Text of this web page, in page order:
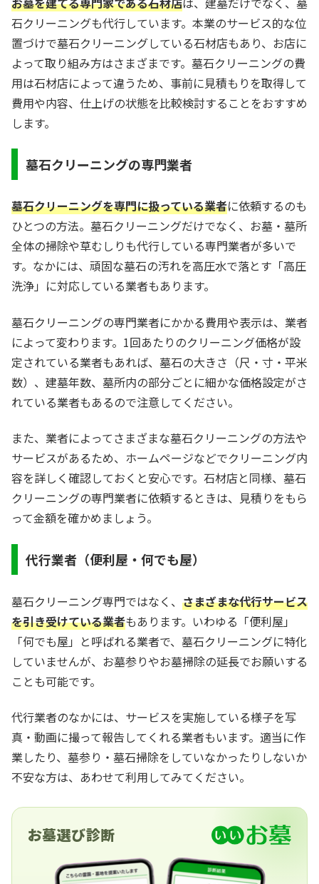
石クリーニングも代行しています。本業のサービス的な位
置づけで墓石クリーニングしている石材店もあり、お店に
よって取り組み方はさまざまです。墓石クリーニングの費
用は石材店によって違うため、事前に見積もりを取得して
費用や内容、仕上げの状態を比較検討することをおすすめ
します。
墓石クリーニングの専門業者
墓石クリーニングを専門に扱っている業者に依頼するのも
ひとつの方法。墓石クリーニングだけでなく、お墓・墓所
全体の掃除や草むしりも代行している専門業者が多いで
す。なかには、頑固な墓石の汚れを高圧水で落とす「高圧
洗浄」に対応している業者もあります。
墓石クリーニングの専門業者にかかる費用や表示は、業者
によって変わります。1回あたりのクリーニング価格が設
定されている業者もあれば、墓石の大きさ（尺・寸・平米
数）、建墓年数、墓所内の部分ごとに細かな価格設定がさ
れている業者もあるので注意してください。
また、業者によってさまざまな墓石クリーニングの方法や
サービスがあるため、ホームページなどでクリーニング内
容を詳しく確認しておくと安心です。石材店と同様、墓石
クリーニングの専門業者に依頼するときは、見積りをもら
って金額を確かめましょう。
代行業者（便利屋・何でも屋）
墓石クリーニング専門ではなく、 さまざまな代行サービス
を引き受けている業者もあります。いわゆる「便利屋」
「何でも屋」と呼ばれる業者で、墓石クリーニングに特化
していませんが、お墓参りやお墓掃除の延長でお願いする
ことも可能です。
代行業者のなかには、サービスを実施している様子を写
真・動画に撮って報告してくれる業者もいます。適当に作
業したり、墓参り・墓石掃除をしていなかったりしないか
不安な方は、あわせて利用してみてください。
お墓選び診断